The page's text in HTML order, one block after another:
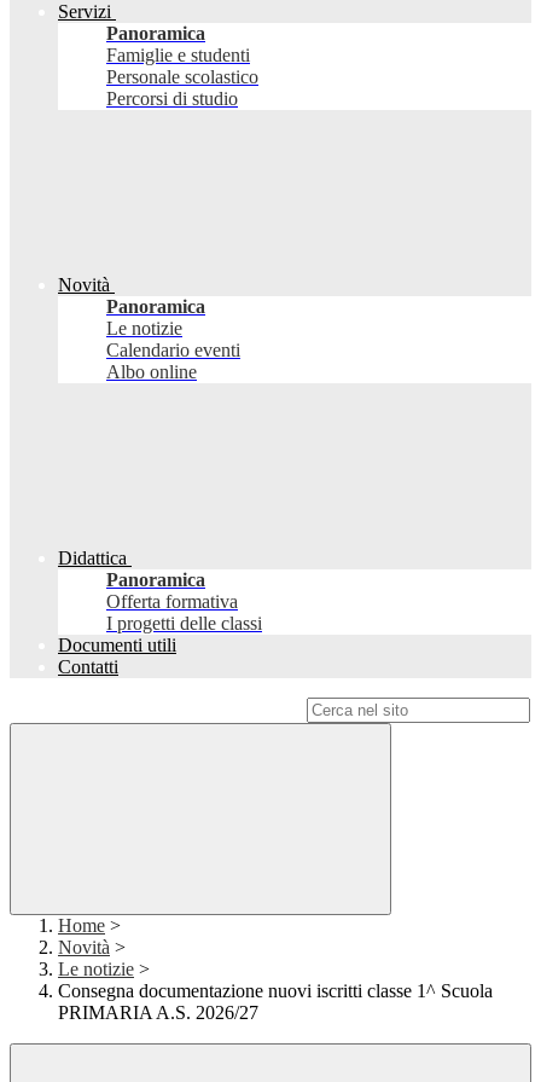
Servizi
Panoramica
Famiglie e studenti
Personale scolastico
Percorsi di studio
Novità
Panoramica
Le notizie
Calendario eventi
Albo online
Didattica
Panoramica
Offerta formativa
I progetti delle classi
Documenti utili
Contatti
Home >
Novità >
Le notizie >
Consegna documentazione nuovi iscritti classe 1^ Scuola
PRIMARIA A.S. 2026/27